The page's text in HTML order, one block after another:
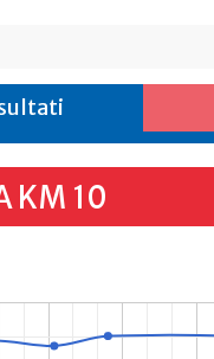
KM 10